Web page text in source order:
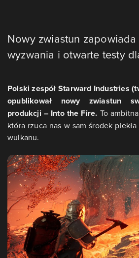
Nowy zwiastun zapowiada
wyzwania i otwarte testy
Polski zespół Starward Industries
opublikował nowy zwiastun
produkcji – Into the Fire. To
która rzuca nas w sam środek
wulkanu.